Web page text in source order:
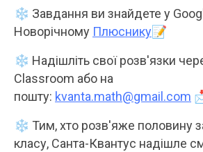
❄️ Завдання ви знайдете у
Новорічному Плюснику📝
❄️ Надішліть свої розв'язки
Classroom або на
пошту: kvanta.math@gmail.com
❄️ Тим, хто розв'яже половину
класу, Санта-Квантуc надішле